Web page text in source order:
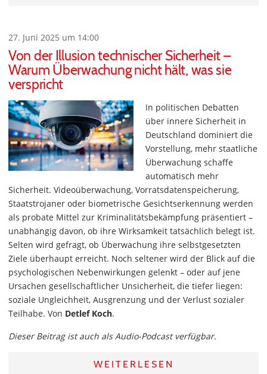
27. Juni 2025 um 14:00
Von der Illusion technischer Sicherheit –
Warum Überwachung nicht hält, was sie
verspricht
In politischen Debatten
über innere Sicherheit in
Deutschland dominiert die
Vorstellung, mehr staatliche
Überwachung schaffe
automatisch mehr
Sicherheit. Videoüberwachung, Vorratsdatenspeicherung,
Staatstrojaner oder biometrische Gesichtserkennung werden
als probate Mittel zur Kriminalitätsbekämpfung präsentiert –
unabhängig davon, ob ihre Wirksamkeit tatsächlich belegt ist.
Selten wird gefragt, ob Überwachung ihre selbstgesetzten
Ziele überhaupt erreicht. Noch seltener wird der Blick auf die
psychologischen Nebenwirkungen gelenkt – oder auf jene
Ursachen gesellschaftlicher Unsicherheit, die tiefer liegen:
soziale Ungleichheit, Ausgrenzung und der Verlust sozialer
Teilhabe. Von Detlef Koch.
Dieser Beitrag ist auch als Audio-Podcast verfügbar.
WEITERLESEN